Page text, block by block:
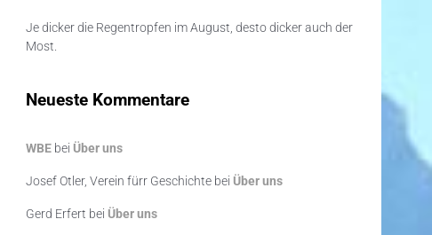
Je dicker die Regentropfen im August, desto dicker auch der
Most.
Neueste Kommentare
WBE bei Über uns
Josef Otler, Verein fürr Geschichte bei Über uns
Gerd Erfert bei Über uns